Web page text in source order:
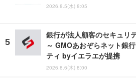
2026.8.5(水) 8:05
銀行が法人顧客のセキュリ
～ GMOあおぞらネット銀
ティ byイエラエが提携
2026.8.6(木) 8:00